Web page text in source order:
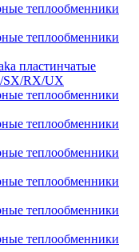
теплообменники
теплообменники
пластинчатые
SX/RX/UX
теплообменники
теплообменники
теплообменники
теплообменники
теплообменники
теплообменники